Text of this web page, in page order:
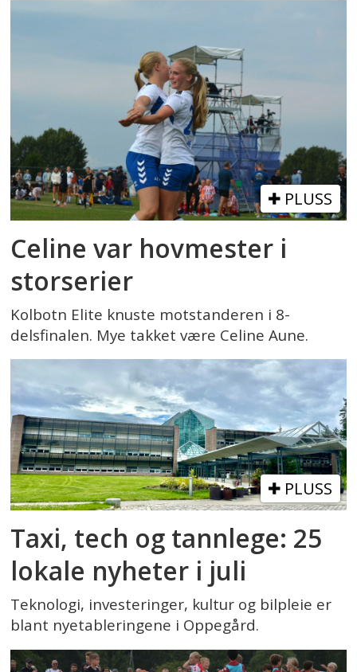
PLUSS
Celine var hovmester i
storserier
Kolbotn Elite knuste motstanderen i 8-
delsfinalen. Mye takket være Celine Aune.
PLUSS
Taxi, tech og tannlege: 25
lokale nyheter i juli
Teknologi, investeringer, kultur og bilpleie er
blant nyetableringene i Oppegård.